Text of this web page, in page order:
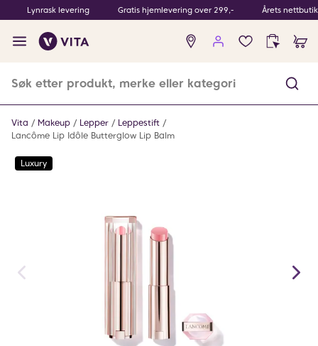
Lynrask levering Gratis hjemlevering over 299,- Årets
Ingen
produkter
Vita Makeup Lepper
Leppestift
Lancôme Lip Idôle Butterglow Lip Balm
Luxury